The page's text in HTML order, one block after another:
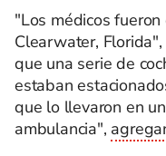
"Los médicos
Clearwater,
que una serie de
estaban
que lo llevaron en
ambulancia",